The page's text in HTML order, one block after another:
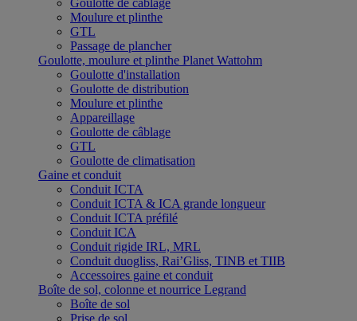
Goulotte de câblage
Moulure et plinthe
GTL
Passage de plancher
Goulotte, moulure et plinthe Planet Wattohm
Goulotte d'installation
Goulotte de distribution
Moulure et plinthe
Appareillage
Goulotte de câblage
GTL
Goulotte de climatisation
Gaine et conduit
Conduit ICTA
Conduit ICTA & ICA grande longueur
Conduit ICTA préfilé
Conduit ICA
Conduit rigide IRL, MRL
Conduit duogliss, Rai’Gliss, TINB et TIIB
Accessoires gaine et conduit
Boîte de sol, colonne et nourrice Legrand
Boîte de sol
Prise de sol